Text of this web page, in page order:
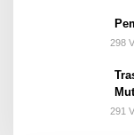
298
291